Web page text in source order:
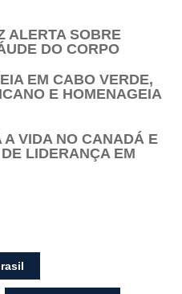
ALERTA SOBRE
DO CORPO
EM CABO VERDE,
E HOMENAGEIA
VIDA NO CANADÁ E
LIDERANÇA EM